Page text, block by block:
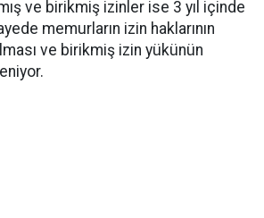
ve birikmiş izinler ise 3 yıl içinde
memurların izin haklarının
ve birikmiş izin yükünün